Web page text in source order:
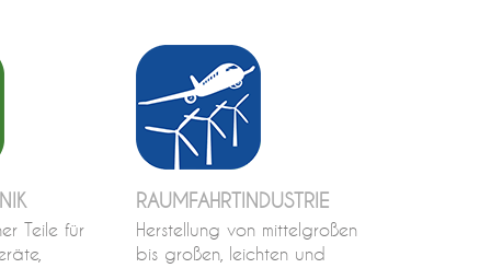
Teile für
RAUMFAHRTINDUSTRIE
Herstellung von mittelgroßen
bis großen, leichten und